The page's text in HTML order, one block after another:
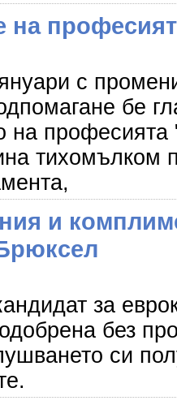
на
с
бе
на
тихомълком
и
за
без
си